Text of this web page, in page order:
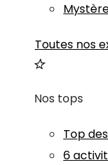
Toutes nos
Nos tops
Top
6